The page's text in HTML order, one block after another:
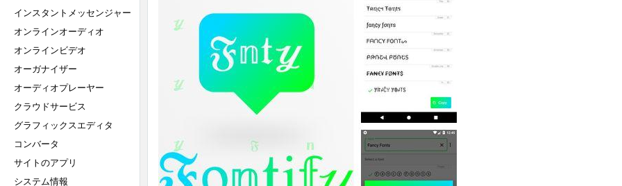
インスタントメッセンジャー
オンラインオーディオ
オンラインビデオ
オーガナイザー
オーディオプレーヤー
クラウドサービス
グラフィックスエディタ
コンバータ
サイトのアプリ
システム情報